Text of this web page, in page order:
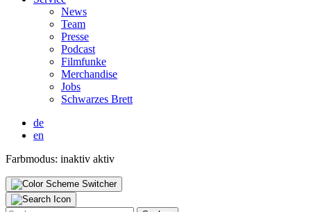
News
Team
Pres­se
Pod­cast
Film­fun­ke
Mer­chan­di­se
Jobs
Schwar­zes Brett
de
en
Farbmodus: inaktiv aktiv